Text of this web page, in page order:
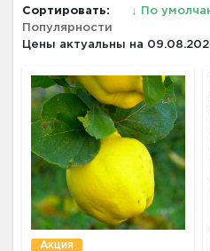
Сортировать: ↓ По
Популярности
Цены актуальны на
Акция